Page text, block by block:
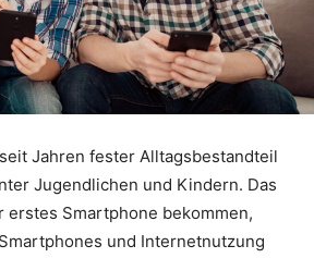
Jahren fester Alltagsbestandteil
Jugendlichen und Kindern. Das
erstes Smartphone bekommen,
und Internetnutzung